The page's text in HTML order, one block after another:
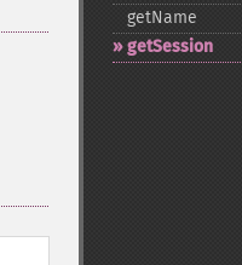
getName
getSession